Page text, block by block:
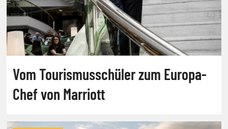
Vom Tourismusschüler zum Europa-
Chef von Marriott